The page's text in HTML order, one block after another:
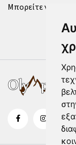
Μπορείτε να